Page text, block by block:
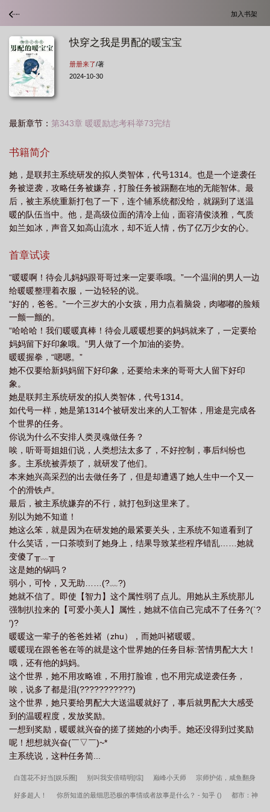
加入书架
快穿之我是男配的暖宝宝
册册来了/著
2024-10-30
最新章节： 第343章 暖暖励志考科举73完结
书籍简介
她，是联邦主系统研发的拟人类智体，代号1314。也是一个逆袭任
务被逆袭，攻略任务被嫌弃，打脸任务被踢翻在地的无能智体。最
后，被主系统重新打包了一下，连个辅系统都没给，就踢到了送温
暖的队伍当中。他，是高级位面的清冷上仙，面容清俊淡雅，气质
如兰如冰，声音又如高山流水，却不近人情，伤了亿万少女的心。
首章试读
“暖暖啊！待会儿妈妈跟哥哥过来一定要乖哦。”一个温润的男人一边
给暖暖整理着衣服，一边轻轻的说。
“好的，爸爸。”一个三岁大的小女孩，用力点着脑袋，肉嘟嘟的脸颊
一颤一颤的。
“哈哈哈！我们暖暖真棒！待会儿暖暖想要的妈妈就来了，一定要给
妈妈留下好印象哦。”男人做了一个加油的姿势。
暖暖握拳，“嗯嗯。”
她不仅要给新妈妈留下好印象，还要给未来的哥哥大人留下好印
象。
她是联邦主系统研发的拟人类智体，代号1314。
如代号一样，她是第1314个被研发出来的人工智体，用途是完成各
个世界的任务。
你说为什么不安排人类灵魂做任务？
唉，听哥哥姐姐们说，人类想法太多了，不好控制，事后纠纷也
多。主系统被弄烦了，就研发了他们。
本来她兴高采烈的出去做任务了，但是却遭遇了她人生中一个又一
个的滑铁卢。
最后，被主系统嫌弃的不行，就打包到这里来了。
别以为她不知道！
她这么笨，就是因为在研发她的最紧要关头，主系统不知道看到了
什么笑话，一口茶喷到了她身上，结果导致某些程序错乱……她就
变傻了╥﹏╥
这是她的锅吗？
弱小，可怜，又无助……(?﹏?)
她就不信了。即使【智力】这个属性弱了点儿。用她从主系统那儿
强制扒拉来的【可爱小美人】属性，她就不信自己完成不了任务?(`?
′)?
暖暖这一辈子的爸爸姓褚（zhu），而她叫褚暖暖。
暖暖现在跟爸爸在等的就是这个世界她的任务目标:苦情男配大大！
哦，还有他的妈妈。
这个世界，她不用攻略谁，不用打脸谁，也不用完成逆袭任务，
唉，说多了都是泪(???????????)
这个世界，她只要给男配大大送温暖就好了，事后就男配大大感受
到的温暖程度，发放奖励。
一想到奖励，暖暖就兴奋的搓了搓她的小肉手。她还没得到过奖励
呢！想想就兴奋(￣▽￣)~*
主系统说，这种任务简...
白莲花不好当[娱乐圈] 别叫我安倍晴明[综] 巅峰小天师 宗师护佑，咸鱼翻身
好多超人！ 你所知道的最细思恐极的事情或者故事是什么？ - 知乎 () 都市：神